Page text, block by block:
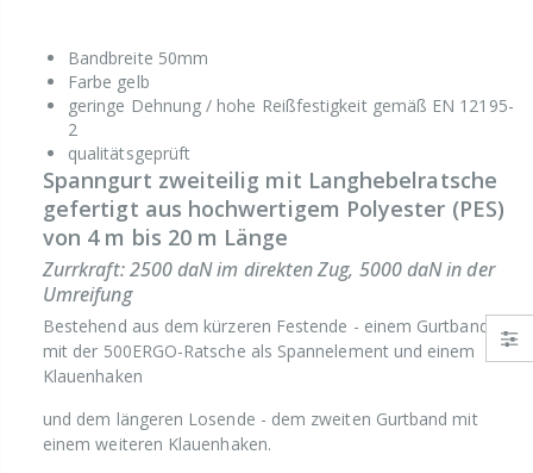
Bandbreite 50mm
Farbe gelb
geringe Dehnung / hohe Reißfestigkeit gemäß EN 12195-
2
qualitätsgeprüft
Spanngurt zweiteilig mit Langhebelratsche
gefertigt aus hochwertigem Polyester (PES)
von 4 m bis 20 m Länge
Zurrkraft: 2500 daN im direkten Zug, 5000 daN in der
Umreifung
Bestehend aus dem kürzeren Festende - einem Gurtband
mit der 500ERGO-Ratsche als Spannelement und einem
Klauenhaken
und dem längeren Losende - dem zweiten Gurtband mit
einem weiteren Klauenhaken.